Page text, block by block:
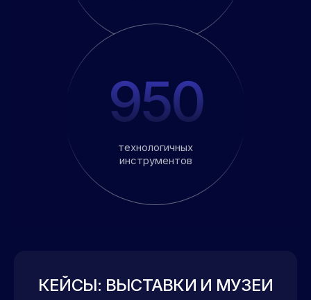
технологичных
инструментов
950
КЕЙСЫ: ВЫСТАВКИ И МУЗЕИ